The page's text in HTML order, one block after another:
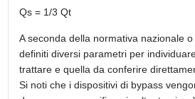
Qs = 1/3 Qt
A seconda della normativa nazionale
definiti diversi parametri per
trattare e quella da conferire
Si noti che i dispositivi di bypass